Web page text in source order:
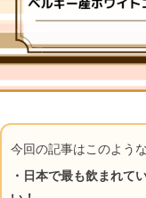
今回の記事はこのよう
・日本で最も飲まれて